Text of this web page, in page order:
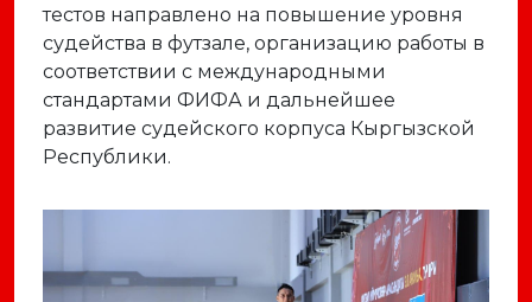
тестов направлено на повышение уровня
судейства в футзале, организацию работы в
соответствии с международными
стандартами ФИФА и дальнейшее
развитие судейского корпуса Кыргызской
Республики.